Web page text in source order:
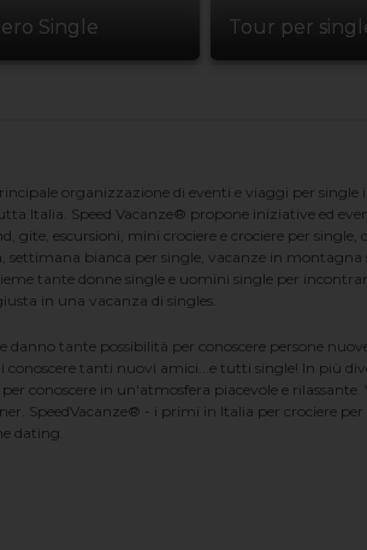
Single Tour per
organizzazione di eventi e viaggi per
Italia. Speed Vacanze® propone iniziative ed
gite, escursioni, mini crociere e crociere per single,
settimana bianca per single, vacanze in
tante donne single e uomini single per
in una vacanza di singles.
danno tante possibilità per conoscere persone
conoscere tanti nuovi amici...e tutti single! In più
conoscere in un'atmosfera piacevole e rilassante.
SpeedVacanze® - i primi in Italia per crociere
dating.